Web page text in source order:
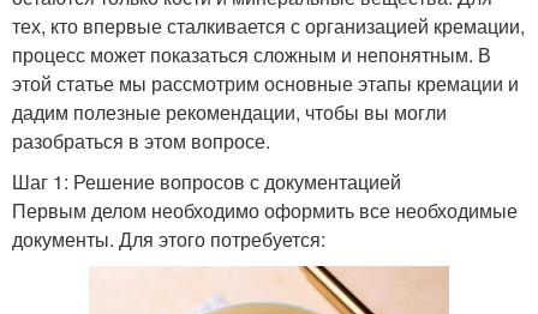
тех, кто впервые сталкивается с организацией кремации,
процесс может показаться сложным и непонятным. В
этой статье мы рассмотрим основные этапы кремации и
дадим полезные рекомендации, чтобы вы могли
разобраться в этом вопросе.
Шаг 1: Решение вопросов с документацией
Первым делом необходимо оформить все необходимые
документы. Для этого потребуется: